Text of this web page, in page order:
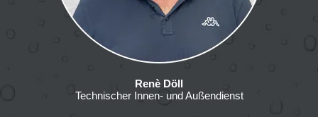
Renè Döll
Technischer Innen- und Außendienst